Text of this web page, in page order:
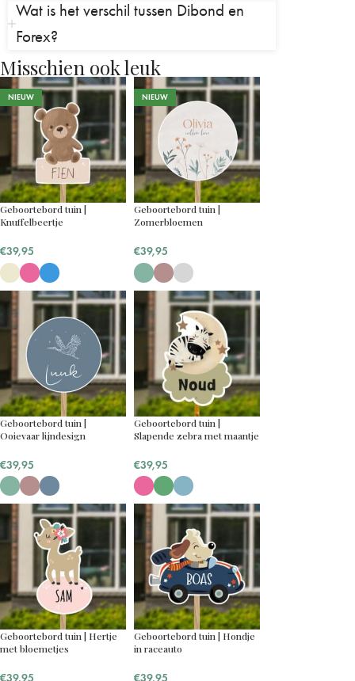
Wat is het verschil tussen Dibond en
Forex?
Misschien ook leuk
NIEUW
Geboortebord tuin |
Knuffelbeertje
€39,95
NIEUW
Geboortebord tuin |
Zomerbloemen
€39,95
Geboortebord tuin |
Ooievaar lijndesign
€39,95
Geboortebord tuin |
Slapende zebra met maantje
€39,95
Geboortebord tuin | Hertje
met bloemetjes
€39,95
Geboortebord tuin | Hondje
in raceauto
€39,95